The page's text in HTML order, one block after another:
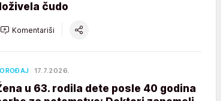
čudo
Komentariši
17.7.2026.
u 63. rodila dete posle 40 godina